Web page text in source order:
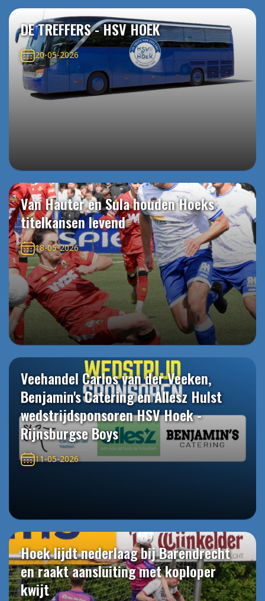
DE TREFFERS - HSV HOEK
20-05-2026
Van Hauter en Sula houden Hoeks
titelkansen levend
18-05-2026
Veehandel Carlos van der Veeken,
Benjamin's Catering en Allesz Hulst
wedstrijdsponsoren HSV Hoek -
Rijnsburgse Boys
11-05-2026
Hoek lijdt nederlaag bij Barendrecht
en raakt aansluiting met koploper
kwijt